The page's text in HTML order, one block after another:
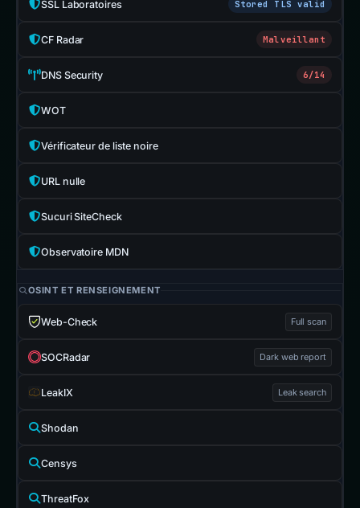
SSL Laboratoires Stored TLS valid
CF Radar Malveillant
DNS Security 6/14
WOT
Vérificateur de liste noire
URL nulle
Sucuri SiteCheck
Observatoire MDN
OSINT ET RENSEIGNEMENT
Web-Check Full scan
SOCRadar Dark web report
LeakIX Leak search
Shodan
Censys
ThreatFox